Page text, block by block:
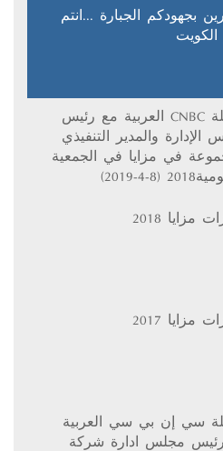
بجهودكم الجبارة ...انتم
مقابلة CNBC العربية مع رئيس
الإدارة والمدير التنفيذي
في مزايا في الجمعية
(8-4-2019)
مزايا 2018
مزايا 2017
سي إن بي سي العربية
مجلس ادارة شركة